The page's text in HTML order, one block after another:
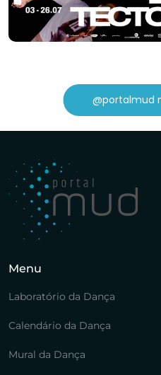
@portalmud
Menu
Laboratório da Dança
Calendário da Dança
Mural da Dança